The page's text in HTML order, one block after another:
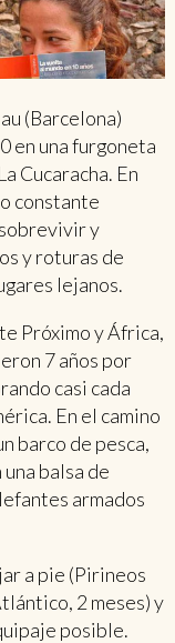
(Barcelona)
en una furgoneta
Cucaracha. En
constante
y
y roturas de
lejanos.
Próximo y África,
7 años por
casi cada
En el camino
barco de pesca,
balsa de
armados
a pie (Pirineos
2 meses) y
posible.